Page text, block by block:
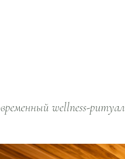
wellness-ритуал